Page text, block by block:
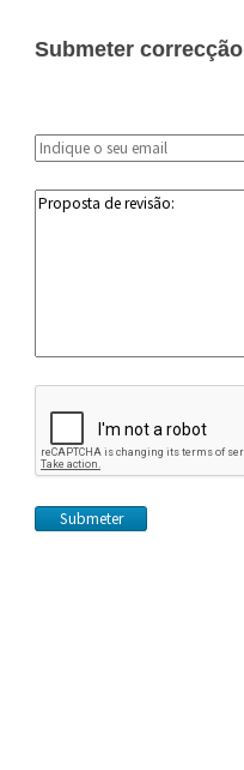
Submeter correcção